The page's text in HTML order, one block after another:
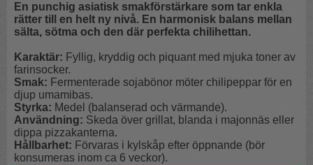
En punchig asiatisk smakförstärkare som tar enkla
rätter till en helt ny nivå. En harmonisk balans mellan
sälta, sötma och den där perfekta chilihettan.
Karaktär: Fyllig, kryddig och piquant med mjuka toner av
farinsocker.
Smak: Fermenterade sojabönor möter chilipeppar för en
djup umamibas.
Styrka: Medel (balanserad och värmande).
Användning: Skeda över grillat, blanda i majonnäs eller
dippa pizzakanterna.
Hållbarhet: Förvaras i kylskåp efter öppnande (bör
konsumeras inom ca 6 veckor).